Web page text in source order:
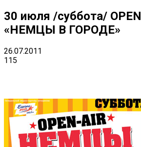
30 июля /суббота/
«НЕМЦЫ В ГОРОДЕ»
26.07.2011
115